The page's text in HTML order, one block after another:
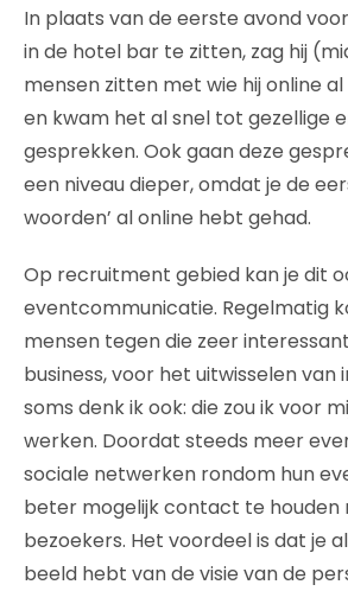
In plaats van de eerste avond
in de hotel bar te zitten, zag hij
mensen zitten met wie hij online
en kwam het al snel tot gezellige
gesprekken. Ook gaan deze
een niveau dieper, omdat je de
woorden’ al online hebt gehad.
Op recruitment gebied kan je dit
eventcommunicatie. Regelmatig
mensen tegen die zeer
business, voor het uitwisselen van
soms denk ik ook: die zou ik voor
werken. Doordat steeds meer
sociale netwerken rondom hun
beter mogelijk contact te houden
bezoekers. Het voordeel is dat je
beeld hebt van de visie van de